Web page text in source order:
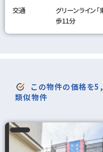
交通
グリーンライン
歩11分
この物件の価格を
類似物件